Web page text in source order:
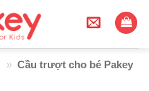
» Cầu trượt cho bé Pakey